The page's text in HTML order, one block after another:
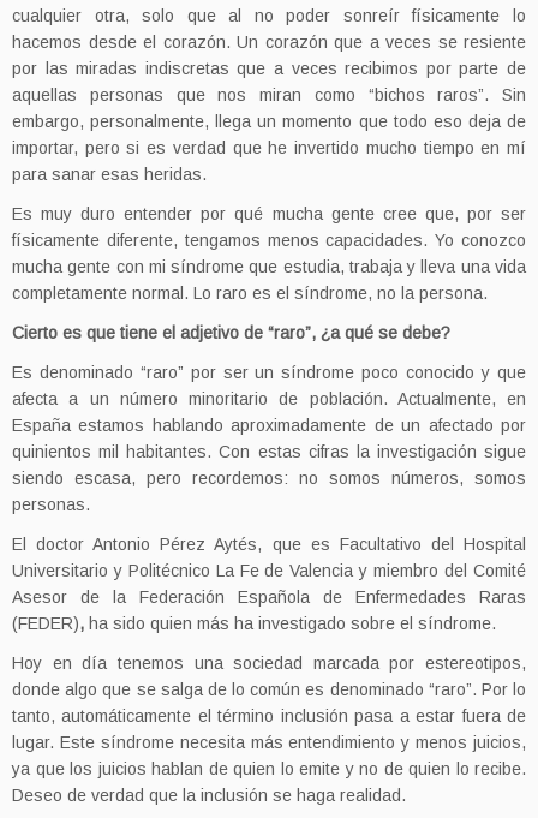
cualquier otra, solo que al no poder sonreír físicamente lo
hacemos desde el corazón. Un corazón que a veces se resiente
por las miradas indiscretas que a veces recibimos por parte de
aquellas personas que nos miran como “bichos raros”. Sin
embargo, personalmente, llega un momento que todo eso deja de
importar, pero si es verdad que he invertido mucho tiempo en mí
para sanar esas heridas.
Es muy duro entender por qué mucha gente cree que, por ser
físicamente diferente, tengamos menos capacidades. Yo conozco
mucha gente con mi síndrome que estudia, trabaja y lleva una vida
completamente normal. Lo raro es el síndrome, no la persona.
Cierto es que tiene el adjetivo de “raro”, ¿a qué se debe?
Es denominado “raro” por ser un síndrome poco conocido y que
afecta a un número minoritario de población. Actualmente, en
España estamos hablando aproximadamente de un afectado por
quinientos mil habitantes. Con estas cifras la investigación sigue
siendo escasa, pero recordemos: no somos números, somos
personas.
El doctor Antonio Pérez Aytés, que es Facultativo del Hospital
Universitario y Politécnico La Fe de Valencia y miembro del Comité
Asesor de la Federación Española de Enfermedades Raras
(FEDER), ha sido quien más ha investigado sobre el síndrome.
Hoy en día tenemos una sociedad marcada por estereotipos,
donde algo que se salga de lo común es denominado “raro”. Por lo
tanto, automáticamente el término inclusión pasa a estar fuera de
lugar. Este síndrome necesita más entendimiento y menos juicios,
ya que los juicios hablan de quien lo emite y no de quien lo recibe.
Deseo de verdad que la inclusión se haga realidad.